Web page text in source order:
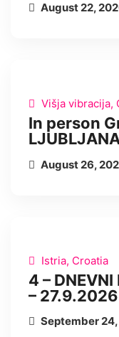
August 22,
UŽIVO
Višja vibracija,
In person
August 26,
UŽIVO
Istria, Croatia
4 – DNEVNI
– 27.9.2026
September